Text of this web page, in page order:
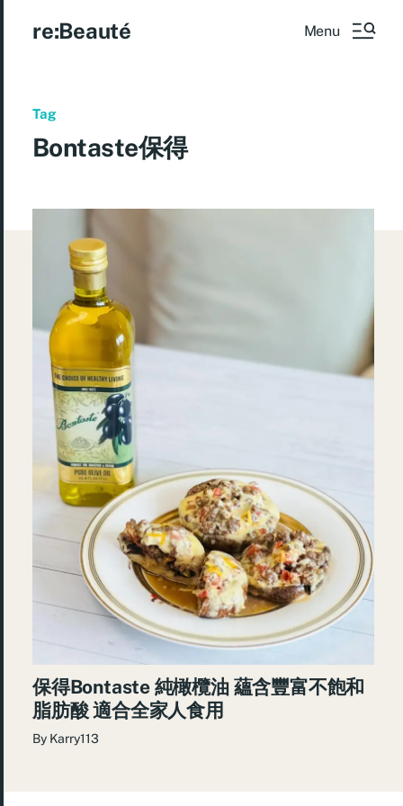
re:Beauté Menu
Tag
Bontaste保得
保得Bontaste 純橄欖油 蘊含豐富不飽和
脂肪酸 適合全家人食用
By Karry113